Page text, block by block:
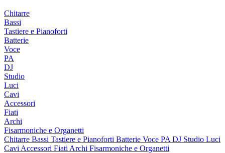
Chitarre
Bassi
Tastiere e Pianoforti
Batterie
Voce
PA
DJ
Studio
Luci
Cavi
Accessori
Fiati
Archi
Fisarmoniche e Organetti
Chitarre Bassi Tastiere e Pianoforti Batterie Voce PA DJ Studio Luci
Cavi Accessori Fiati Archi Fisarmoniche e Organetti